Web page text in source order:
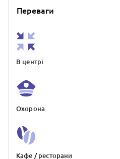
Переваги
В центрі
Охорона
Кафе / ресторани